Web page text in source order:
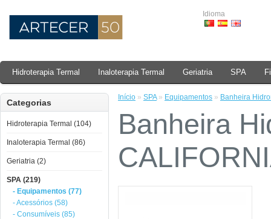
Idioma
Hidroterapia Termal Inaloterapia Termal Geriatria SPA
Categorias
Hidroterapia Termal (104)
Inaloterapia Termal (86)
Geriatria (2)
SPA (219)
- Equipamentos (77)
- Acessórios (58)
- Consumíveis (85)
Início » SPA» Equipamentos » Banheira
Banheira